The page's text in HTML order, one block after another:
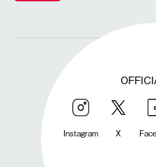
Instagram X